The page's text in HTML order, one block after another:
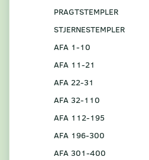
PRAGTSTEMPLER
STJERNESTEMPLER
AFA 1-10
AFA 11-21
AFA 22-31
AFA 32-110
AFA 112-195
AFA 196-300
AFA 301-400